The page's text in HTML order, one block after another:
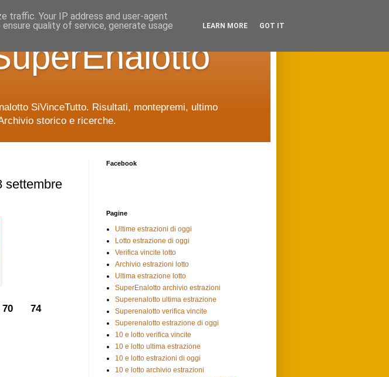
SiVinceTutto. Risultati, montepremi, ultimo
storico e ricerche.
settembre
74
Facebook
Pagine
Ultime estrazioni di oggi
Lotto estrazione di oggi
Verifica vincite lotto
Archivio estrazioni lotto
Ultima estrazione lotto
SuperEnalotto archivio estrazioni
Superenalotto ultima estrazione
Superenalotto verifica vincite
Superenalotto estrazione di oggi
10 e lotto verifica vincite
10 e lotto ultima estrazione
10 e lotto estrazioni di oggi
10 e lotto archivio estrazioni
traffic. Your IP address and user-agent
quality of service, generate usage
LEARN MORE GOT IT